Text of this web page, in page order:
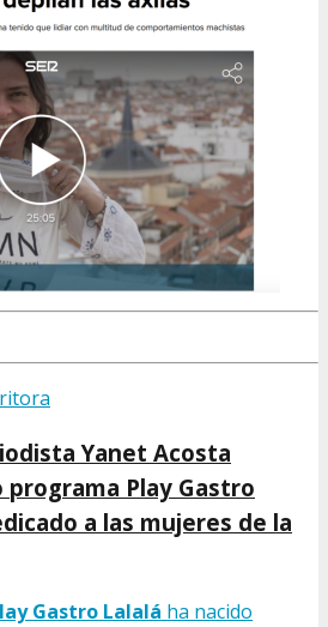
Yanet Acosta
Play Gastro
a las mujeres de la
Gastro Lalalá ha nacido